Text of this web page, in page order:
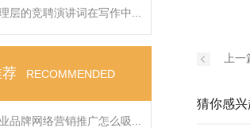
层的竞聘演讲词在写作中...
RECOMMENDED
品牌网络营销推广怎么吸...
上一
猜你感